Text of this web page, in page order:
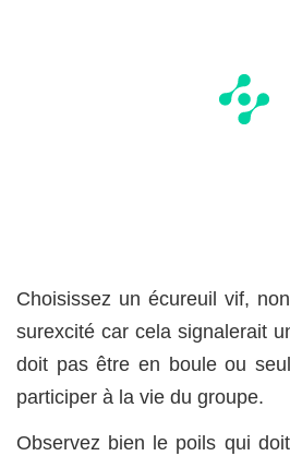
Choisissez un écureuil vif,
surexcité car cela signalerait
doit pas être en boule ou
participer à la vie du groupe.
Observez bien le poils qui